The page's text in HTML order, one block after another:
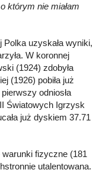
którym nie miałam
uzyskała wyniki,
W koronnej
(1924) zdobyła
(1926) pobiła już
odniosła
Światowych Igrzysk
już dyskiem 37.71
warunki fizyczne (181
utalentowana.